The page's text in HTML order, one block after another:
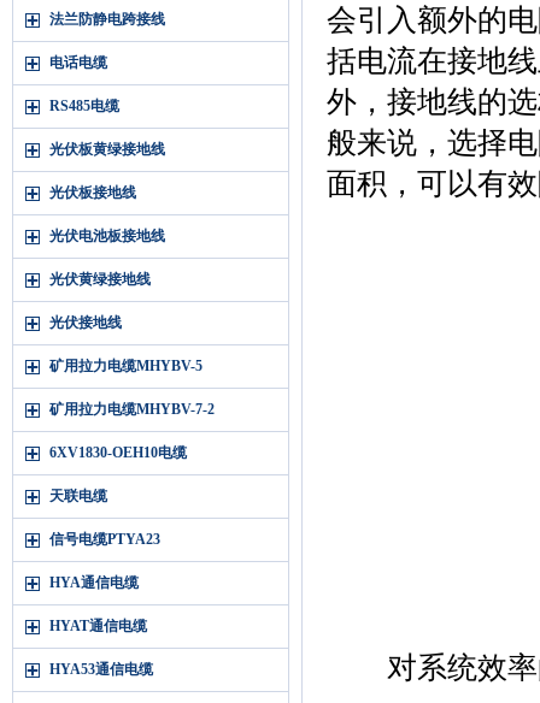
法兰防静电跨接线
电话电缆
RS485电缆
光伏板黄绿接地线
光伏板接地线
光伏电池板接地线
光伏黄绿接地线
光伏接地线
矿用拉力电缆MHYBV-5
矿用拉力电缆MHYBV-7-2
6XV1830-OEH10电缆
天联电缆
信号电缆PTYA23
HYA通信电缆
HYAT通信电缆
HYA53通信电缆
会引入额外的
括电流在接地
外，接地线的
般来说，选择
面积，可以有
对系统效率